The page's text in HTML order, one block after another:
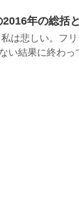
年の総括
は悲しい。フ
い結果に終わっ